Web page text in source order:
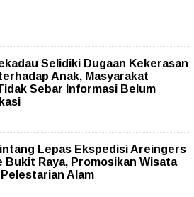
Selidiki Dugaan Kekerasan
Anak, Masyarakat
Sebar Informasi Belum
Lepas Ekspedisi Areingers
Bukit Raya, Promosikan Wisata
Alam